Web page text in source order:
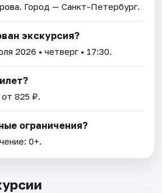
. Город — Санкт-Петербург.
экскурсия?
2026 • четверг • 17:30.
825 ₽.
ограничения?
0+.